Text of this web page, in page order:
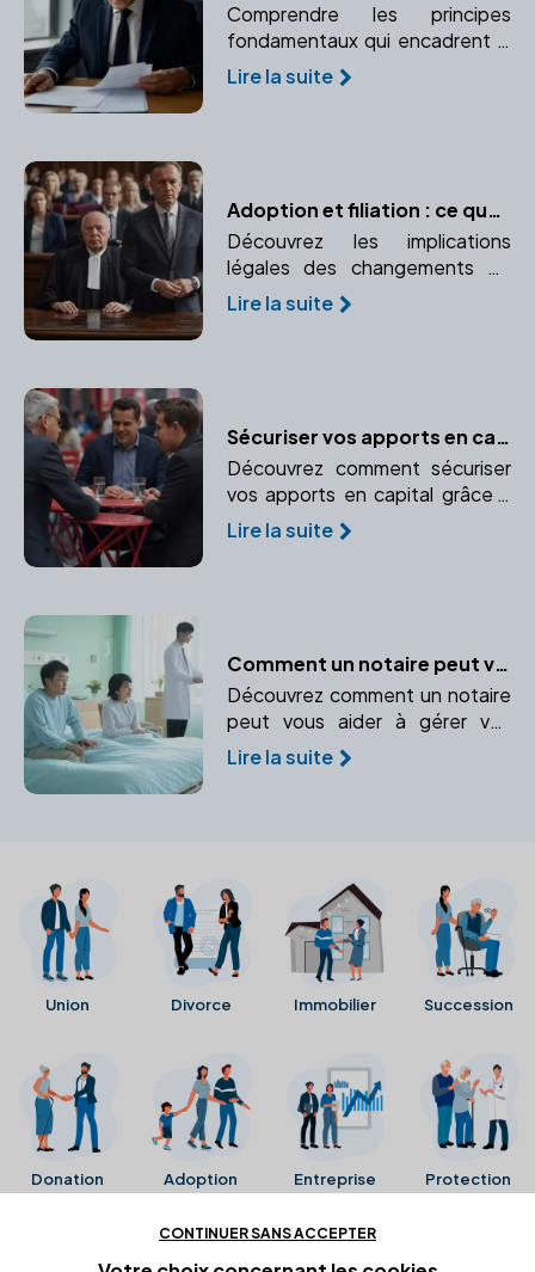
Comprendre les principes
fondamentaux qui encadrent la
donation selon le droit français.
Lire la suite
Adoption et filiation : ce que dit la loi
Découvrez les implications
légales des changements de
filiation après l'adoption.
Comprendre les liens de
Lire la suite
Sécuriser vos apports en capital : l'importance de faire appel à un notaire
Découvrez comment sécuriser
vos apports en capital grâce à
l'expertise d'un notaire.
Apprenez à protéger vos biens
Lire la suite
Comment un notaire peut vous aider en cas d'incapacité temporaire
Découvrez comment un notaire
peut vous aider à gérer vos
biens et vos intérêts en cas
d'incapacité temporaire.
Lire la suite
Union Divorce Immobilier Succession
Donation Adoption Entreprise Protection
Ces avis proviennent directement de la fiche Google
CONTINUER SANS ACCEPTER